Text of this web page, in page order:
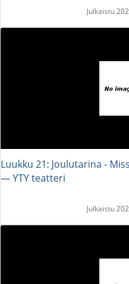
Julkaistu
Luukku 21: Joulutarina -
― YTY teatteri
Julkaistu